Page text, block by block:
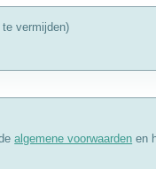
vermijden)
algemene voorwaarden en